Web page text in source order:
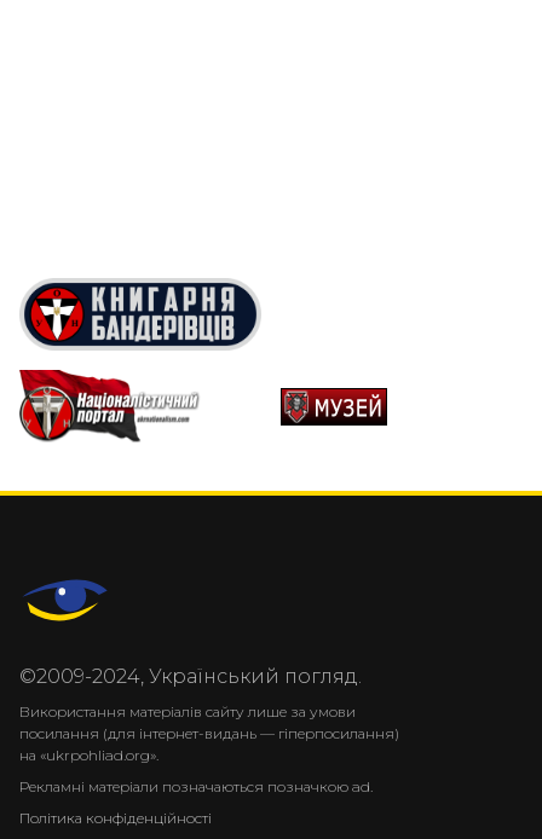
©2009-2024, Український погляд.
Використання матеріалів сайту лише за умови
посилання (для інтернет-видань — гіперпосилання)
на «ukrpohliad.org».
Рекламні матеріали позначаються позначкою ad.
Політика конфіденційності